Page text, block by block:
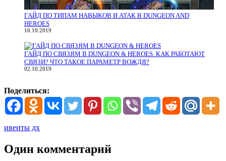
ГАЙД ПО ТИПАМ НАВЫКОВ И АТАК В DUNGEON AND
HEROES
16.10.2019
ГАЙД ПО СВЯЗЯМ В DUNGEON & HEROES. КАК РАБОТАЮТ
СВЯЗИ? ЧТО ТАКОЕ ПАРАМЕТР ВОЖДЯ?
02.10.2019
Поделиться:
ивенты дх
Один комментарий